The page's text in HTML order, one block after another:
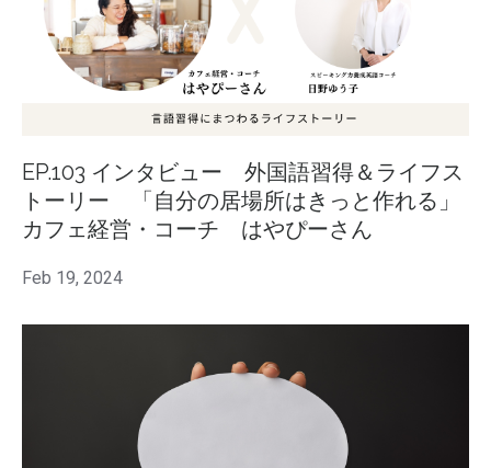
EP.103 インタビュー 外国語習得＆ライフス
トーリー 「自分の居場所はきっと作れる」
カフェ経営・コーチ はやぴーさん
Feb 19, 2024